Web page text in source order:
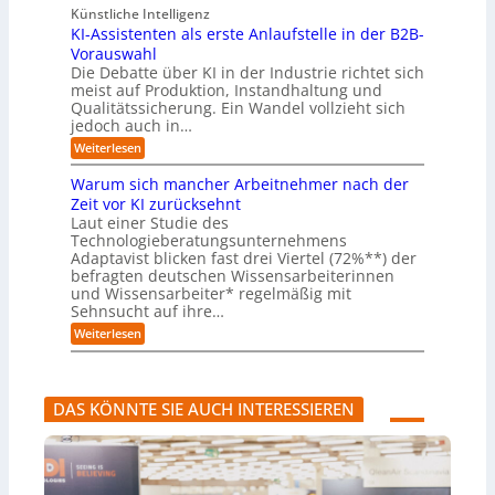
r
n
r
i
e
e
r
m
ö
g
l
i
c
h
e
n
a
n
s
o
m
w
a
r
e
-
G
f
a
h
r
u
n
d
u
n
b
e
q
u
e
m
e
r
)
B
l
i
c
k
a
u
f
-
A
g
e
n
t
e
e
r
n
e
n
m
u
s
s
a
u
h
A
b
l
ä
u
f
e
v
e
r
d
e
r
n
Künstliche Intelligenz
KI-Assistenten als erste Anlaufstelle in der B2B-
Vorauswahl
Die Debatte über KI in der Industrie richtet sich
meist auf Produktion, Instandhaltung und
Qualitätssicherung. Ein Wandel vollzieht sich
jedoch auch in…
Weiterlesen:
K
-
A
s
s
i
s
t
e
n
t
e
l
s
e
r
s
t
e
Warum sich mancher Arbeitnehmer nach der
Zeit vor KI zurücksehnt
Laut einer Studie des
Technologieberatungsunternehmens
Adaptavist blicken fast drei Viertel (72%**) der
befragten deutschen Wissensarbeiterinnen
und Wissensarbeiter* regelmäßig mit
Sehnsucht auf ihre…
Weiterlesen:
W
u
m
s
i
c
h
m
DAS KÖNNTE SIE AUCH INTERESSIEREN